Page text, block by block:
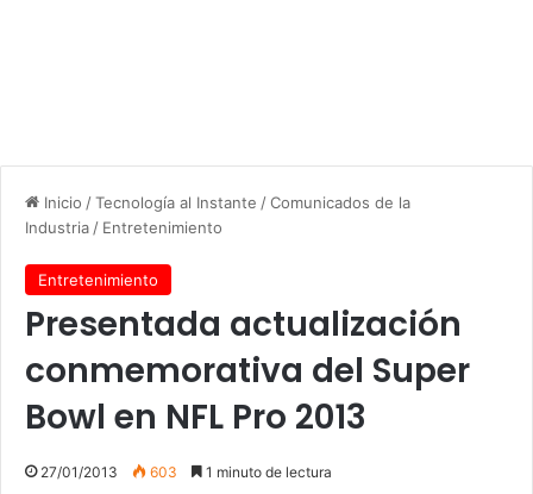
Inicio /Tecnología al Instante /Comunicados de la
Industria / Entretenimiento
Entretenimiento
Presentada actualización
conmemorativa del Super
Bowl en NFL Pro 2013
27/01/2013 603 1 minuto de lectura